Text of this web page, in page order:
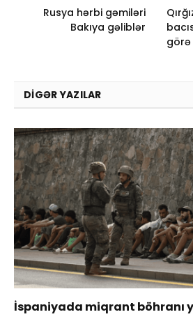
Rusya hərbi gəmiləri
Bakıya gəliblər
görə
DIGƏR YAZILAR
İspaniyada miqrant böhranı